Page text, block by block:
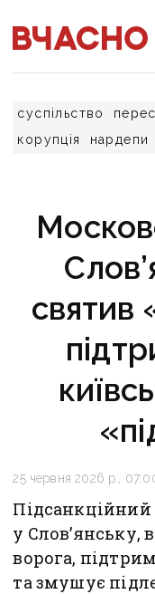
суспільство
корупція
нардепи
святив
25 червня 2026 р.,
у Слов’янську,
ворога,
та змушує